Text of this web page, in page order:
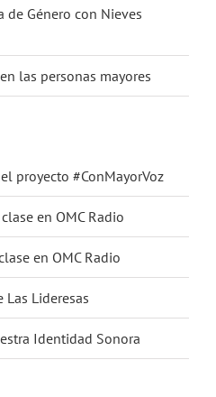
de Género con Nieves
las personas mayores
proyecto #ConMayorVoz
en OMC Radio
en OMC Radio
Las Lideresas
Identidad Sonora